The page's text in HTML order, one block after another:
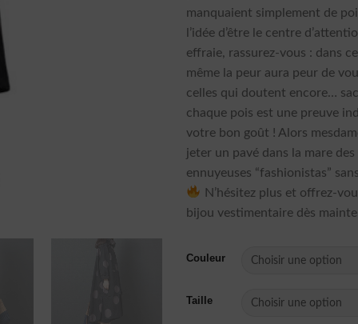
manquaient simplement de
l’idée d’être le centre
effraie, rassurez-vous : dans
même la peur aura peur de
celles qui doutent encore…
chaque pois est une preuve
votre bon goût ! Alors
jeter un pavé dans la mare des
ennuyeuses “fashionistas”
N’hésitez plus et offrez-
bijou vestimentaire dès
Couleur
Taille